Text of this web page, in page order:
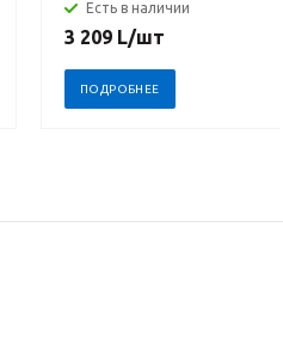
Есть в наличии
3 209 L/шт
ПОДРОБНЕЕ